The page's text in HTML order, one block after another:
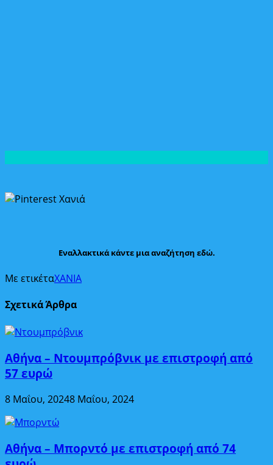
Εναλλακτικά κάντε μια αναζήτηση εδώ.
Με ετικέταΧΑΝΙΑ
Σχετικά Άρθρα
Αθήνα – Ντουμπρόβνικ με επιστροφή από
57 ευρώ
8 Μαΐου, 20248 Μαΐου, 2024
Αθήνα – Μπορντό με επιστροφή από 74